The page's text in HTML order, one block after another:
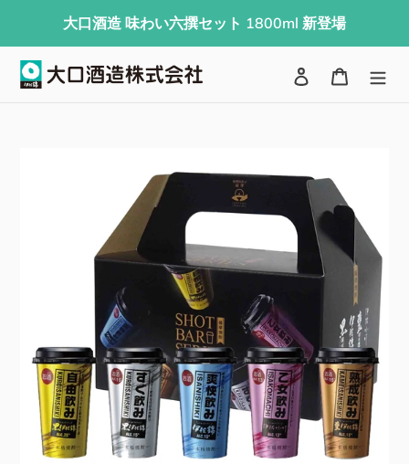
大口酒造 味わい六撰セット 1800ml 新登場
検索 ログイン
カート